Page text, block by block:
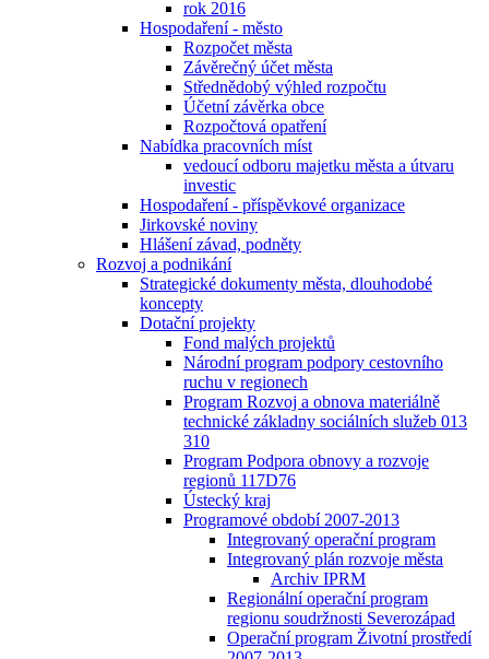
rok 2016
Hospodaření - město
Rozpočet města
Závěrečný účet města
Střednědobý výhled rozpočtu
Účetní závěrka obce
Rozpočtová opatření
Nabídka pracovních míst
vedoucí odboru majetku města a útvaru
investic
Hospodaření - příspěvkové organizace
Jirkovské noviny
Hlášení závad, podněty
Rozvoj a podnikání
Strategické dokumenty města, dlouhodobé
koncepty
Dotační projekty
Fond malých projektů
Národní program podpory cestovního
ruchu v regionech
Program Rozvoj a obnova materiálně
technické základny sociálních služeb 013
310
Program Podpora obnovy a rozvoje
regionů 117D76
Ústecký kraj
Programové období 2007-2013
Integrovaný operační program
Integrovaný plán rozvoje města
Archiv IPRM
Regionální operační program
regionu soudržnosti Severozápad
Operační program Životní prostředí